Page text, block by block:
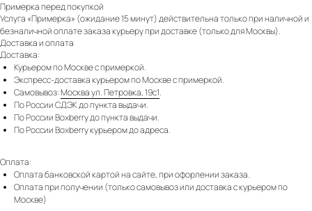
Примерка перед покупкой
Услуга «Примерка» (ожидание 15 минут) действительна только при наличной и
безналичной оплате заказа курьеру при доставке (только для Москвы).
Доставка и оплата
Доставка:
Курьером по Москве с примеркой.
Экспресс-доставка курьером по Москве с примеркой.
Самовывоз:Москва ул. Петровка, 19с1.
По России СДЭК до пункта выдачи.
По России Boxberry до пункта выдачи.
По России Boxberry курьером до адреса.
Оплата:
Оплата банковской картой на сайте, при офорлении заказа.
Оплата при получении (только самовывоз или доставка с курьером по
Москве)